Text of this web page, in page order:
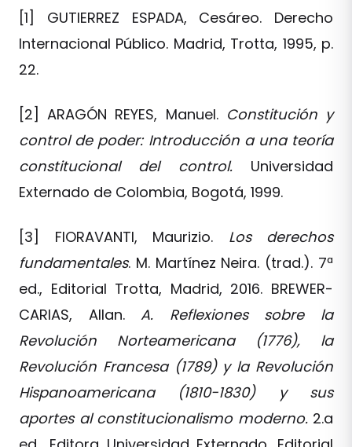
[1] GUTIERREZ ESPADA, Cesáreo. Derecho
Internacional Público. Madrid, Trotta, 1995, p.
22.
[2] ARAGÓN REYES, Manuel. Constitución y
control de poder: Introducción a una teoría
constitucional del control.Universidad
Externado de Colombia, Bogotá, 1999.
[3] FIORAVANTI, Maurizio. Los derechos
fundamentales. M. Martínez Neira. (trad.). 7ª
ed., Editorial Trotta, Madrid, 2016. BREWER-
CARIAS, Allan.A. Reflexiones sobre la
Revolución Norteamericana (1776), la
Revolución Francesa (1789) y la Revolución
Hispanoamericana (1810-1830) y sus
aportes al constitucionalismo moderno.2.a